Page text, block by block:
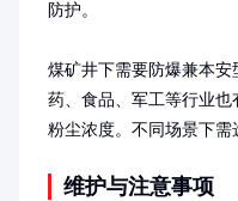
防护。
煤矿井下需要防爆兼本安
药、食品、军工等行业
粉尘浓度。不同场景下需
维护与注意事项